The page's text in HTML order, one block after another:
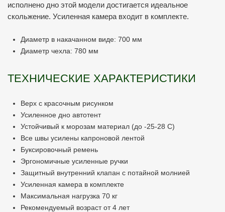
исполнено дно этой модели достигается идеальное
скольжение. Усиленная камера входит в комплекте.
Диаметр в накачанном виде: 700 мм
Диаметр чехла: 780 мм
ТЕХНИЧЕСКИЕ ХАРАКТЕРИСТИКИ
Верх с красочным рисунком
Усиленное дно автотент
Устойчивый к морозам материал (до -25-28 С)
Все швы усилены капроновой лентой
Буксировочный ремень
Эргономичные усиленные ручки
Защитный внутренний клапан с потайной молнией
Усиленная камера в комплекте
Максимальная нагрузка 70 кг
Рекомендуемый возраст от 4 лет